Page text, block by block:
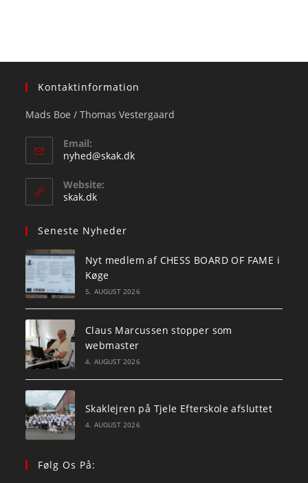
Kontaktinformation
Mads Boe / Thomas Vestergaard
Email:
nyhed@skak.dkOpens
Website:
skak.dk
Seneste Nyheder
Nyt medlem af CHESS BOARD OF FAME i
Køge
5. AUGUST 2026
Claus Marcussen stopper som
webmaster
4. AUGUST 2026
Skaklejren på Tjele Efterskole afsluttet
4. AUGUST 2026
Følg Os På: